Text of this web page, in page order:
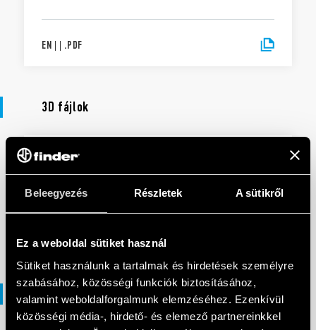
Beleegyezés Részletek A sütikről
Ez a weboldal sütiket használ
Sütiket használunk a tartalmak és hirdetések személyre
szabásához, közösségi funkciók biztosításához,
valamint weboldalforgalmunk elemzéséhez. Ezenkívül
közösségi média-, hirdető- és elemező partnereinkkel
EN | | .PDF
3D fájlok
3D FÁJLOK
96 Series
DXF fájlok